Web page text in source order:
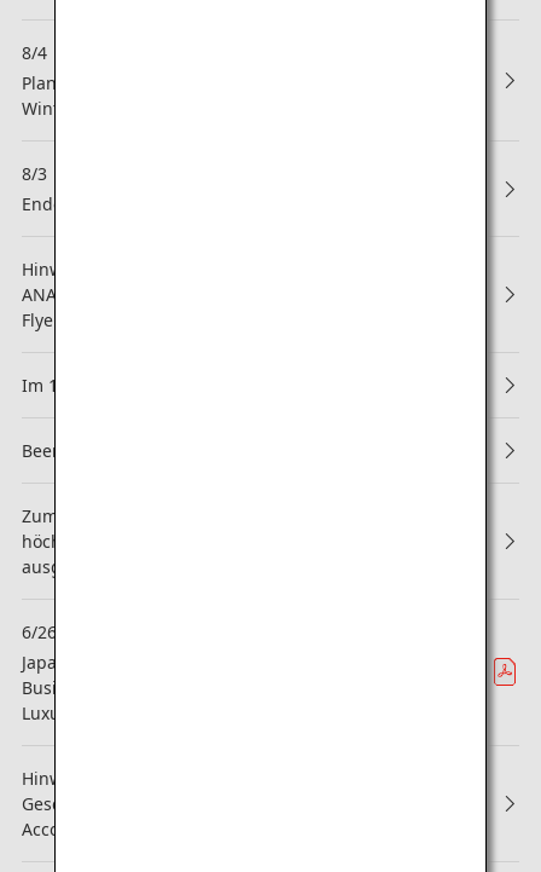
8/4
Planmäßige Wartungsarbeiten zur Veröffentlichung des
Winterflugplans 2026 für innerjapanische Flüge
8/3
Ende der Partnerschaft mit Asiana Airlines (OZ)
Hinweis zur Änderung der Geschäftsbedingungen des
ANA Mileage Club und der Regeln für die ANA Super
Flyers-Mitgliedschaft
Im 13. Jahr in Folge erhält ANA die 5-Sterne-Bewertung!
Beendigung des Upgrade-Punkte-Services
Zum zweiten Mal in Folge wurde die ANA Group mit der
höchsten APEX-Bewertung "WORLD CLASS“
ausgezeichnet!
6/26
Japanische ANA erreicht neue Dimensionen in der
Business Class mit ihren neuen „THE Room FX"-Sitzen in
Luxusgröße
Hinweis zu Änderungen der Allgemeinen
Geschäftsbedingungen des ANA Mileage Club Family
Account Service